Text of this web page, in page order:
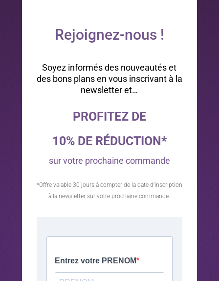
Rejoignez-nous !
Soyez informés des nouveautés et
des bons plans en vous inscrivant à la
newsletter et…
PROFITEZ DE
10% DE RÉDUCTION*
sur votre prochaine commande
*Offre valable 30 jours à compter de la date d’inscription
à la newsletter sur votre prochaine commande.